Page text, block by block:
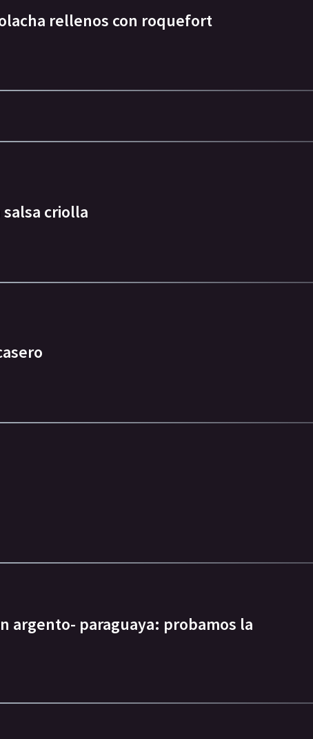
rellenos con roquefort
criolla
argento- paraguaya: probamos la